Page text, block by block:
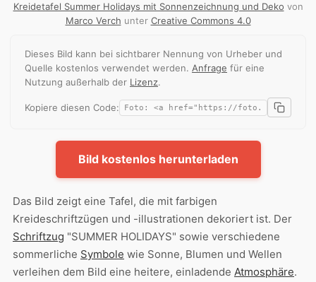
Kreidetafel Summer Holidays mit Sonnenzeichnung und Deko von
Marco Verch unter Creative Commons 4.0
Dieses Bild kann bei sichtbarer Nennung von Urheber und
Quelle kostenlos verwendet werden. Anfrage für eine
Nutzung außerhalb der Lizenz.
Kopiere diesen Code:
Bild kostenlos herunterladen
Das Bild zeigt eine Tafel, die mit farbigen
Kreideschriftzügen und -illustrationen dekoriert ist. Der
Schriftzug "SUMMER HOLIDAYS" sowie verschiedene
sommerliche Symbole wie Sonne, Blumen und Wellen
verleihen dem Bild eine heitere, einladende Atmosphäre.